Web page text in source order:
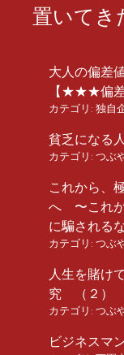
置いてき
大人の偏差
【★★★偏
カテゴリ: 独自
貧乏になる
カテゴリ: つぶ
これから、
へ 〜これが
に騙される
カテゴリ: つぶ
人生を賭け
究 （２）
カテゴリ: つぶ
ビジネスマ